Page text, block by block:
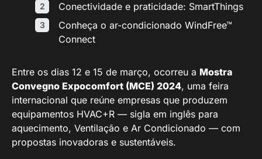
Conectividade e praticidade: SmartThings
Conheça o ar-condicionado WindFree™
Connect
Entre os dias 12 e 15 de março, ocorreu a Mostra
Convegno Expocomfort (MCE) 2024, uma feira
internacional que reúne empresas que produzem
equipamentos HVAC+R — sigla em inglês para
aquecimento, Ventilação e Ar Condicionado — com
propostas inovadoras e sustentáveis.